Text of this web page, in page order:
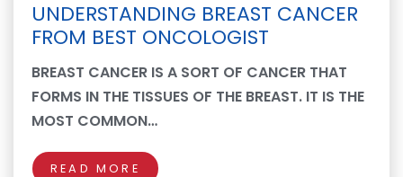
UNDERSTANDING BREAST CANCER
FROM BEST ONCOLOGIST
BREAST CANCER IS A SORT OF CANCER THAT
FORMS IN THE TISSUES OF THE BREAST. IT IS THE
MOST COMMON…
READ MORE